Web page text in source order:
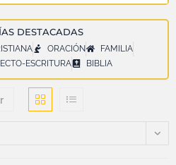
DESTACADAS
ORACIÓN
FAMILIA
ESCRITURA BIBLIA